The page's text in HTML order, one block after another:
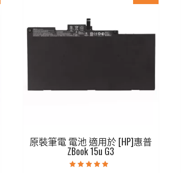
原裝筆電 電池 適用於 [HP]惠普
ZBook 15u G3